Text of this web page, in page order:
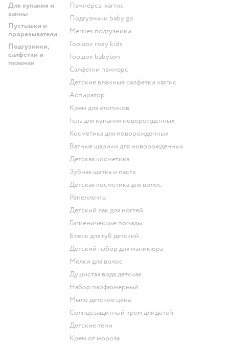
Для купания и
ванны
Пустышки и
прорезыватели
Подгузники,
салфетки и
пеленки
памперсы хаггис
подгузники baby go
merries подгузники
горшок roxy kids
горшок babyton
салфетки памперс
детские влажные салфетки хаггис
аспиратор
крем для атопиков
гель для купания новорожденных
косметика для новорожденных
ватные шарики для новорожденных
детская косметика
зубная щетка и паста
детская косметика для волос
репелленты
детский лак для ногтей
гигиенические помады
блеск для губ детский
детский набор для маникюра
мелки для волос
душистая вода детская
набор парфюмерный
мыло детское цена
солнцезащитный крем для детей
детские тени
крем от мороза